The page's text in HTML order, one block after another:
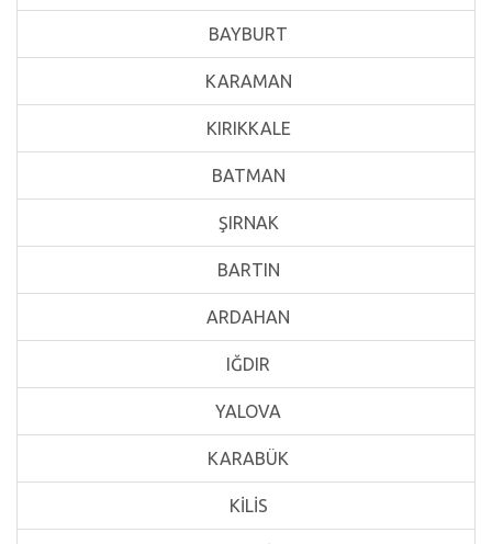
BAYBURT
KARAMAN
KIRIKKALE
BATMAN
ŞIRNAK
BARTIN
ARDAHAN
IĞDIR
YALOVA
KARABÜK
KİLİS